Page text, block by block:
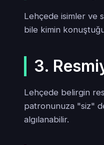
Lehçede isimler ve
bile kimin
3.
Lehçede belirgin
patronunuza "siz"
algılanabilir.